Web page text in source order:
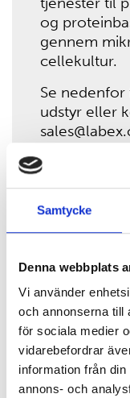
Samtycke
Denna webbplats
Vi använder
och annonserna till
för sociala medier
vidarebefordrar
information från
annons- och
og
gennem
cellekultur.
Se
udstyr eller